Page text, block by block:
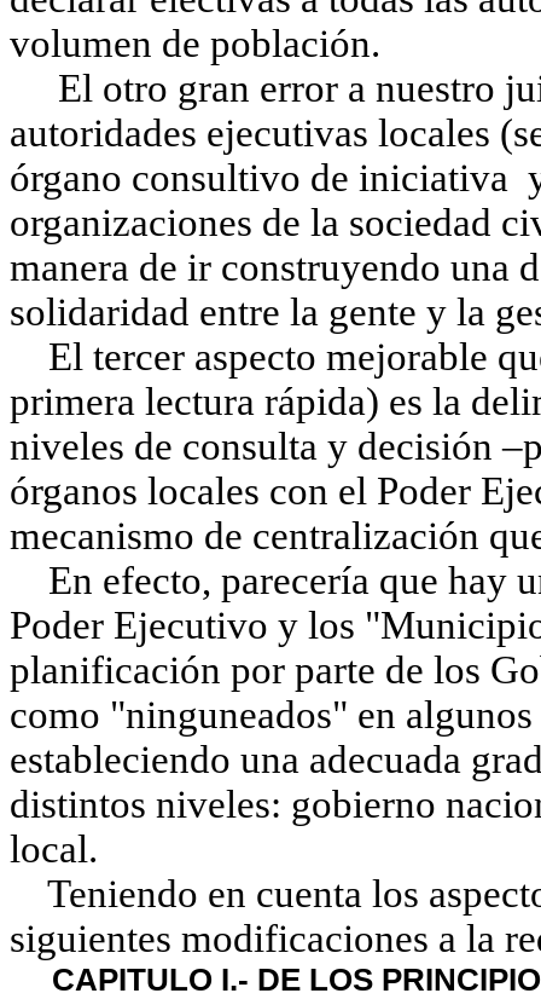
volumen de población.
El otro gran error a nuestro
autoridades ejecutivas locales
órgano consultivo de iniciativa
organizaciones de la sociedad
manera de ir construyendo una
solidaridad entre la gente y la
El tercer aspecto mejorable
primera lectura rápida) es la
niveles de consulta y decisión
órganos locales con el Poder
mecanismo de centralización
En efecto, parecería que hay
Poder Ejecutivo y los
planificación por parte de los
como "ninguneados" en
estableciendo una adecuada
distintos niveles: gobierno
local.
Teniendo en cuenta los
siguientes modificaciones a la
CAPITULO I.- DE LOS